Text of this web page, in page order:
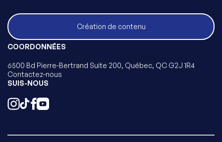
Création de contenu
COORDONNÉES
6500 Bd Pierre-Bertrand Suite 200, Québec, QC G2J 1R4
Contactez-nous
SUIS-NOUS